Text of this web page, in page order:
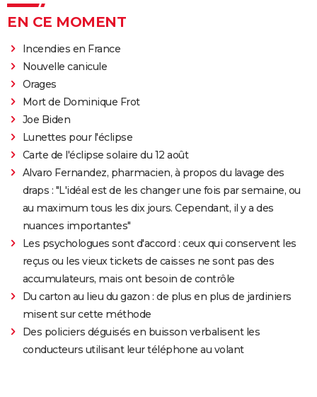
EN CE MOMENT
Incendies en France
Nouvelle canicule
Orages
Mort de Dominique Frot
Joe Biden
Lunettes pour l'éclipse
Carte de l'éclipse solaire du 12 août
Alvaro Fernandez, pharmacien, à propos du lavage des
draps : "L'idéal est de les changer une fois par semaine, ou
au maximum tous les dix jours. Cependant, il y a des
nuances importantes"
Les psychologues sont d'accord : ceux qui conservent les
reçus ou les vieux tickets de caisses ne sont pas des
accumulateurs, mais ont besoin de contrôle
Du carton au lieu du gazon : de plus en plus de jardiniers
misent sur cette méthode
Des policiers déguisés en buisson verbalisent les
conducteurs utilisant leur téléphone au volant